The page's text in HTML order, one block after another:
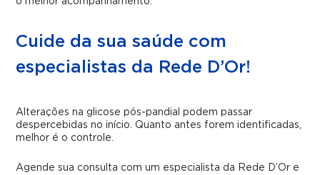
Cuide da sua saúde com
especialistas da Rede D’Or!
Alterações na glicose pós-pandial podem passar
despercebidas no início. Quanto antes forem identificadas,
melhor é o controle.
Agende sua consulta com um especialista da Rede D’Or e